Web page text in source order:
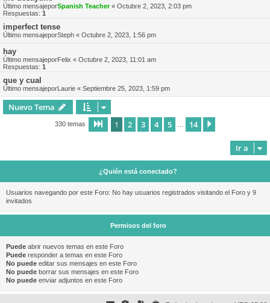
Último mensajeporSpanish Teacher« Octubre 2, 2023, 2:03 pm
Respuestas: 1
imperfect tense
Último mensajeporSteph « Octubre 2, 2023, 1:56 pm
hay
Último mensajeporFelix « Octubre 2, 2023, 11:01 am
Respuestas: 1
que y cual
Último mensajeporLaurie « Septiembre 25, 2023, 1:59 pm
Nuevo Tema
330 temas Página de 14
1 2 3 4 5 14
Ir a
¿Quién está conectado?
Usuarios navegando por este Foro: No hay usuarios registrados visitando el Foro y 9
invitados
Permisos del foro
Puede abrir nuevos temas en este Foro
Puede responder a temas en este Foro
No puede editar sus mensajes en este Foro
No puede borrar sus mensajes en este Foro
No puede enviar adjuntos en este Foro